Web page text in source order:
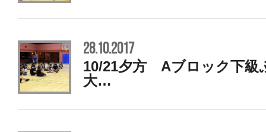
28.10.2017
10/21夕方 Aブロック下級
大…